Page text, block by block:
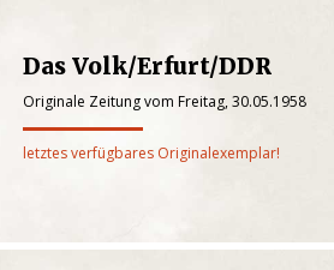
Das Volk/Erfurt/DDR
Originale Zeitung vom Freitag, 30.05.1958
letztes verfügbares Originalexemplar!